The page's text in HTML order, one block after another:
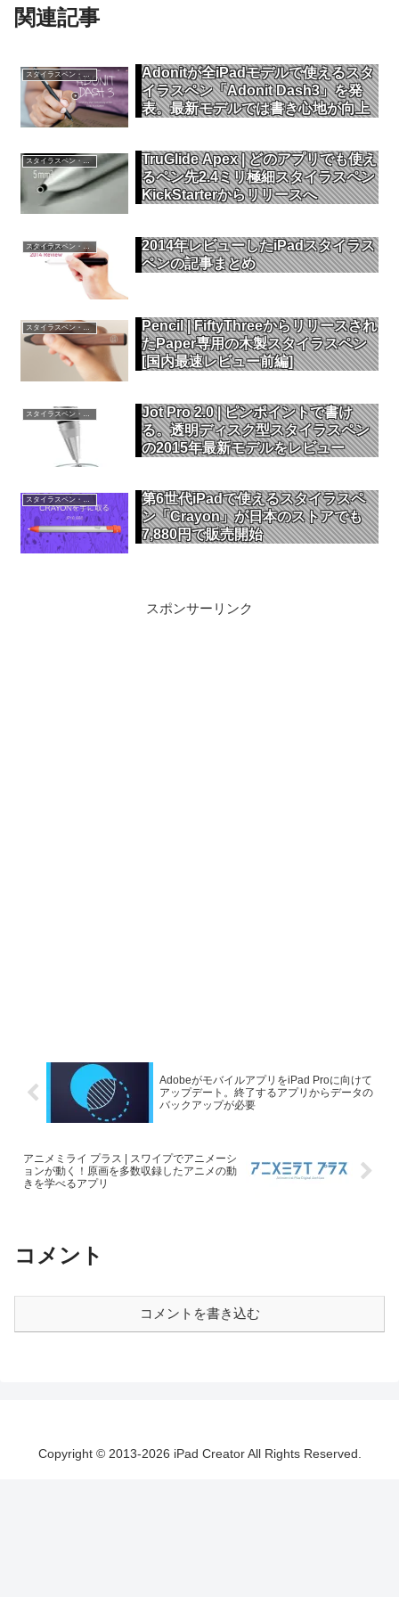
関連記事
スタイラスペン・タッチペン
Adonitが全iPadモデルで使えるスタ
イラスペン「Adonit Dash3」を発
表。最新モデルでは書き心地が向上
スタイラスペン・タッチペン
TruGlide Apex | どのアプリでも使え
るペン先2.4ミリ極細スタイラスペン
KickStarterからリリースへ
スタイラスペン・タッチペン
2014年レビューしたiPadスタイラス
ペンの記事まとめ
スタイラスペン・タッチペン
Pencil | FiftyThreeからリリースされ
たPaper専用の木製スタイラスペン
[国内最速レビュー前編]
スタイラスペン・タッチペン
Jot Pro 2.0 | ピンポイントで書け
る。透明ディスク型スタイラスペン
の2015年最新モデルをレビュー
スタイラスペン・タッチペン
第6世代iPadで使えるスタイラスペ
ン「Crayon」が日本のストアでも
7,880円で販売開始
スポンサーリンク
AdobeがモバイルアプリをiPad Proに向けて
アップデート。終了するアプリからデータの
バックアップが必要
アニメミライ プラス | スワイプでアニメーシ
ョンが動く！原画を多数収録したアニメの動
きを学べるアプリ
コメント
コメントを書き込む
Copyright © 2013-2026 iPad Creator All Rights Reserved.